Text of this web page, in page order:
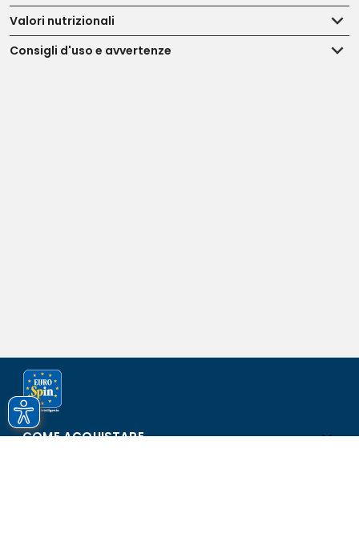
Valori nutrizionali
Consigli d'uso e avvertenze
COME ACQUISTARE